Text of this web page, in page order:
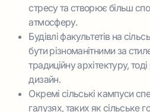
стресу та створює більш
атмосферу.
Будівлі факультетів на
бути різноманітними за
традиційну архітектуру,
дизайн.
Окремі сільські кампуси
галузях, таких як сільське